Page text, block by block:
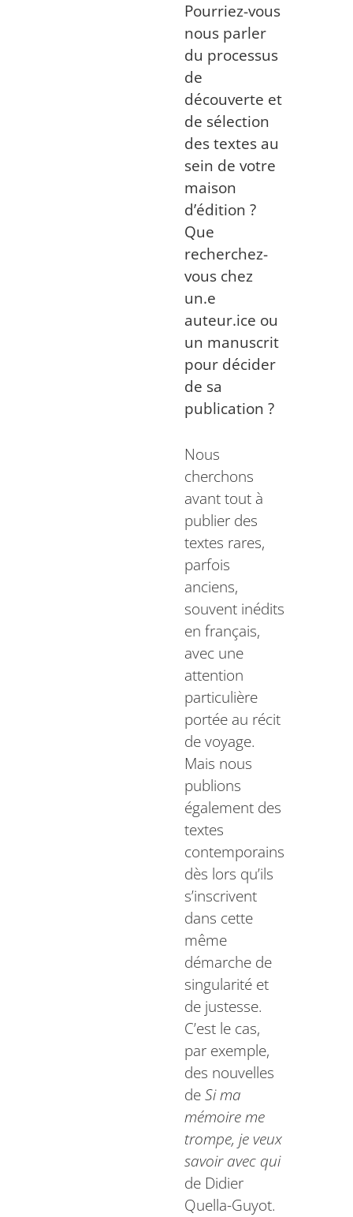
Pourriez-vous
nous parler
du processus
de
découverte et
de sélection
des textes au
sein de votre
maison
d’édition ?
Que
recherchez-
vous chez
un.e
auteur.ice ou
un manuscrit
pour décider
de sa
publication ?
Nous
cherchons
avant tout à
publier des
textes rares,
parfois
anciens,
souvent inédits
en français,
avec une
attention
particulière
portée au récit
de voyage.
Mais nous
publions
également des
textes
contemporains
dès lors qu’ils
s’inscrivent
dans cette
même
démarche de
singularité et
de justesse.
C’est le cas,
par exemple,
des nouvelles
deSi ma
mémoire me
trompe, je veux
savoir avec qui
de Didier
Quella-Guyot.